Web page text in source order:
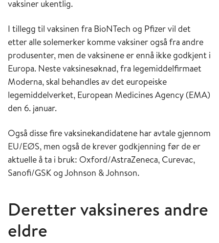
vaksiner ukentlig.
I tillegg til vaksinen fra BioNTech og Pfizer vil det
etter alle solemerker komme vaksiner også fra andre
produsenter, men de vaksinene er ennå ikke godkjent i
Europa. Neste vaksinesøknad, fra legemiddelfirmaet
Moderna, skal behandles av det europeiske
legemiddelverket, European Medicines Agency (EMA)
den 6. januar.
Også disse fire vaksinekandidatene har avtale gjennom
EU/EØS, men også de krever godkjenning før de er
aktuelle å ta i bruk: Oxford/AstraZeneca, Curevac,
Sanofi/GSK og Johnson & Johnson.
Deretter vaksineres andre
eldre